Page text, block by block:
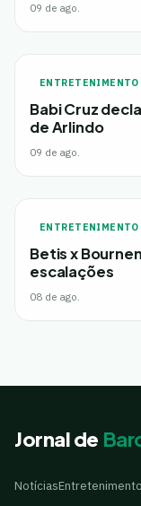
09 de ago.
ENTRETENIMENTO
Babi Cruz
de Arlindo
09 de ago.
ENTRETENIMENTO
Betis x
escalações
08 de ago.
Jornal de
NotíciasEntretenimento